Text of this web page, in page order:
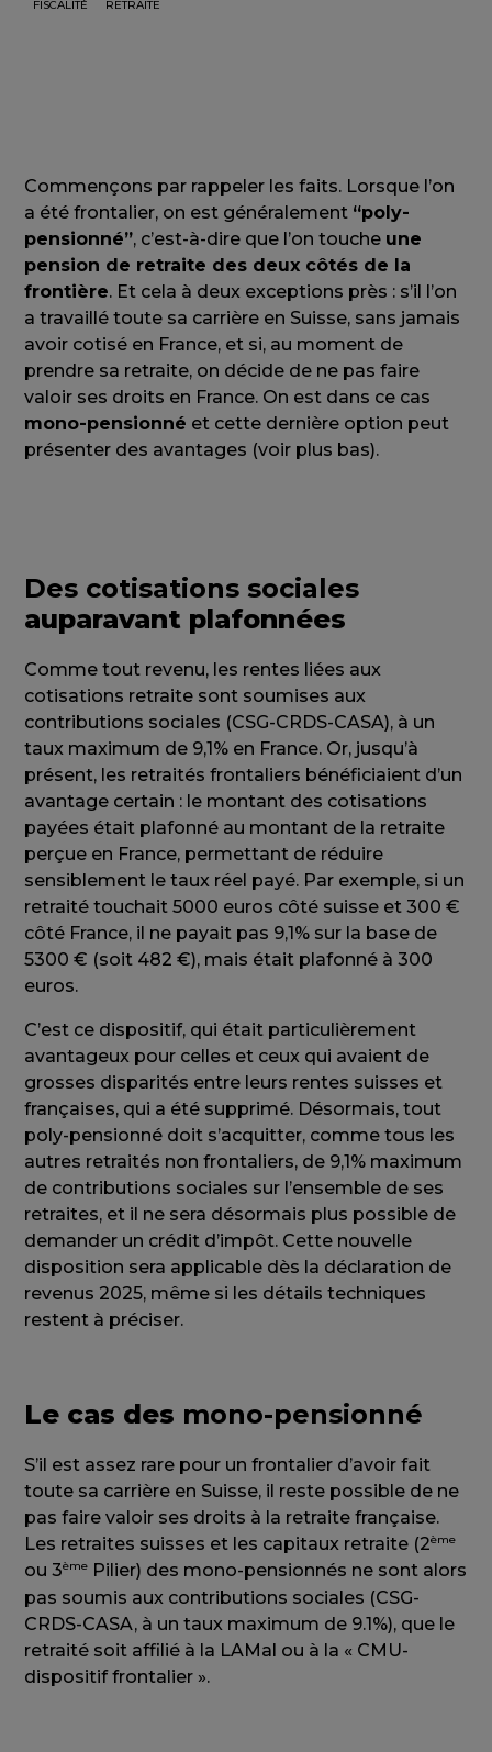
FISCALITÉ RETRAITE
Commençons par rappeler les faits. Lorsque l’on
a été frontalier, on est généralement “poly-
pensionné”, c’est-à-dire que l’on touche une
pension de retraite des deux côtés de la
frontière. Et cela à deux exceptions près : s’il l’on
a travaillé toute sa carrière en Suisse, sans jamais
avoir cotisé en France, et si, au moment de
prendre sa retraite, on décide de ne pas faire
valoir ses droits en France. On est dans ce cas
mono-pensionné et cette dernière option peut
présenter des avantages (voir plus bas).
Des cotisations sociales
auparavant plafonnées
Comme tout revenu, les rentes liées aux
cotisations retraite sont soumises aux
contributions sociales (CSG-CRDS-CASA), à un
taux maximum de 9,1% en France. Or, jusqu’à
présent, les retraités frontaliers bénéficiaient d’un
avantage certain : le montant des cotisations
payées était plafonné au montant de la retraite
perçue en France, permettant de réduire
sensiblement le taux réel payé. Par exemple, si un
retraité touchait 5000 euros côté suisse et 300 €
côté France, il ne payait pas 9,1% sur la base de
5300 € (soit 482 €), mais était plafonné à 300
euros.
C’est ce dispositif, qui était particulièrement
avantageux pour celles et ceux qui avaient de
grosses disparités entre leurs rentes suisses et
françaises, qui a été supprimé. Désormais, tout
poly-pensionné doit s’acquitter, comme tous les
autres retraités non frontaliers, de 9,1% maximum
de contributions sociales sur l’ensemble de ses
retraites, et il ne sera désormais plus possible de
demander un crédit d’impôt. Cette nouvelle
disposition sera applicable dès la déclaration de
revenus 2025, même si les détails techniques
restent à préciser.
Le cas des mono-pensionné
S’il est assez rare pour un frontalier d’avoir fait
toute sa carrière en Suisse, il reste possible de ne
pas faire valoir ses droits à la retraite française.
Les retraites suisses et les capitaux retraite (2ème
ou 3ème Pilier) des mono-pensionnés ne sont alors
pas soumis aux contributions sociales (CSG-
CRDS-CASA, à un taux maximum de 9.1%), que le
retraité soit affilié à la LAMal ou à la « CMU-
dispositif frontalier ».